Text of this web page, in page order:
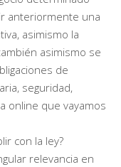
anteriormente una
asimismo la
asimismo se
de
seguridad,
online que vayamos
con la ley?
relevancia en